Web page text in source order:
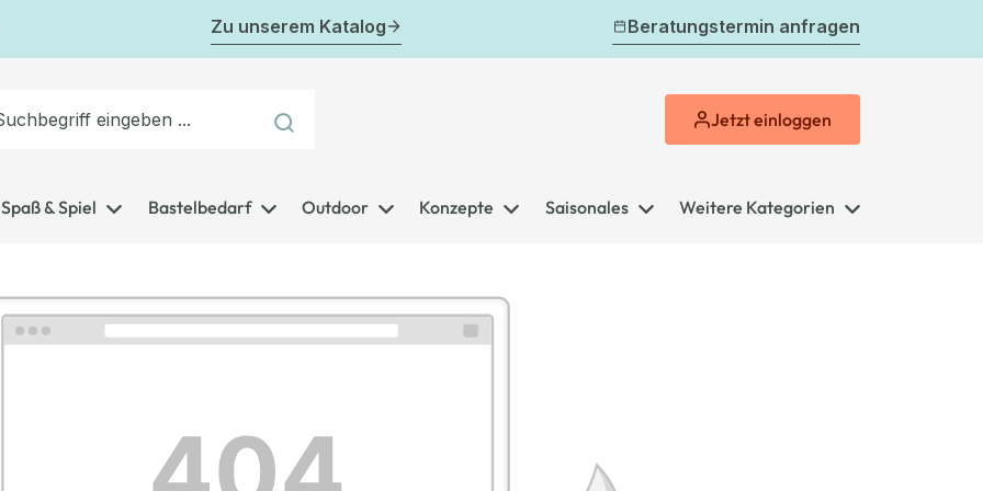
Zu unserem Katalog Beratungstermin anfragen
Jetzteinloggen
Spaß & Spiel Bastelbedarf Outdoor Konzepte Saisonales Weitere Kategorien